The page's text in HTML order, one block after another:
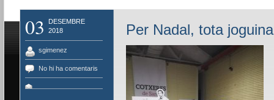
03
DESEMBRE
2018
sgimenez
No hi ha comentaris
Per Nadal, tota